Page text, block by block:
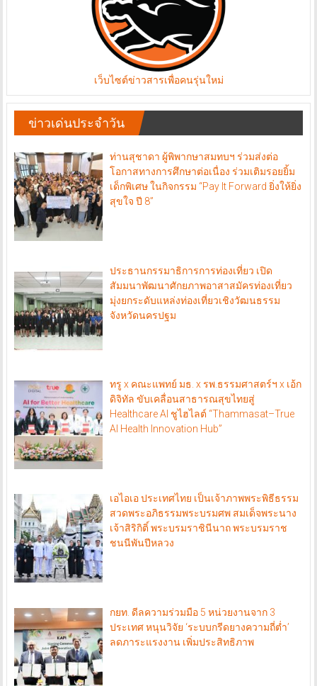
เว็บไซต์ข่าวสารเพื่อคนรุ่นใหม่
ข่าวเด่นประจำวัน
ท่านสุชาดา ผู้พิพากษาสมทบฯ ร่วมส่งต่อ
โอกาสทางการศึกษาต่อเนื่อง ร่วมเติมรอยยิ้ม
เด็กพิเศษ ในกิจกรรม “Pay It Forward ยิ่งให้ยิ่ง
สุขใจ ปี 8”
ประธานกรรมาธิการการท่องเที่ยว เปิด
สัมมนาพัฒนาศักยภาพอาสาสมัครท่องเที่ยว
มุ่งยกระดับแหล่งท่องเที่ยวเชิงวัฒนธรรม
จังหวัดนครปฐม
ทรู x คณะแพทย์ มธ. x รพ.ธรรมศาสตร์ฯ x เอ้ก
ดิจิทัล ขับเคลื่อนสาธารณสุขไทยสู่
Healthcare AI ชูไฮไลต์ “Thammasat–True
AI Health Innovation Hub”
เอไอเอ ประเทศไทย เป็นเจ้าภาพพระพิธีธรรม
สวดพระอภิธรรมพระบรมศพ สมเด็จพระนาง
เจ้าสิริกิติ์ พระบรมราชินีนาถ พระบรมราช
ชนนีพันปีหลวง
กยท. ดีลความร่วมมือ 5 หน่วยงานจาก 3
ประเทศ หนุนวิจัย ‘ระบบกรีดยางความถี่ต่ำ’
ลดภาระแรงงาน เพิ่มประสิทธิภาพ